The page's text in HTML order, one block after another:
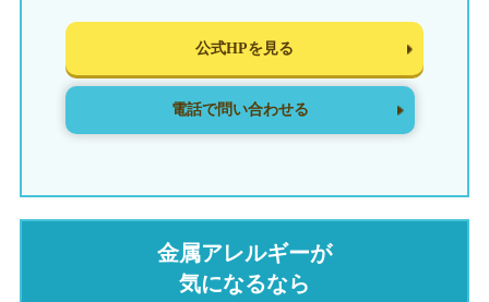
公式HPを見る
電話で問い合わせる
金属アレルギーが
気になるなら